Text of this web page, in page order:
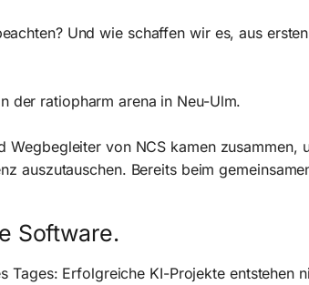
Und wie schaffen wir es, aus
der ratiopharm arena in Neu-Ulm.
Wegbegleiter von NCS kamen
auszutauschen. Bereits beim
Software.
Tages: Erfolgreiche KI-Projekte entstehen